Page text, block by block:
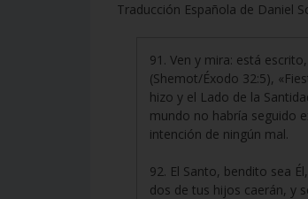
Traducción Española de Daniel
91. Ven y mira: está
(Shemot/Éxodo 32:5),
hizo y el Lado de la
mundo no habría seguido
intención de ningún mal.
92. El Santo, bendito sea
dos de tus hijos caerán, y